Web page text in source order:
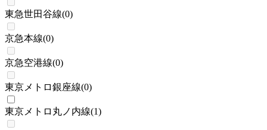
東急世田谷線(0)
京急本線(0)
京急空港線(0)
東京メトロ銀座線(0)
東京メトロ丸ノ内線(1)